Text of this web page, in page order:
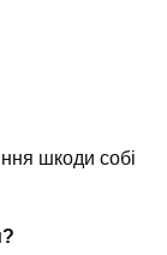
шкоди собі